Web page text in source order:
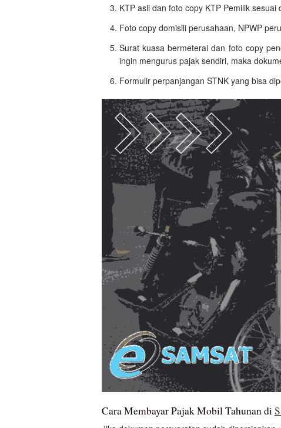
KTP asli dan foto copy KTP Pemilik
Foto copy domisili perusahaan, NPWP
Surat kuasa bermeterai dan foto copy
ingin mengurus pajak sendiri, maka
Formulir perpanjangan STNK yang bisa
Cara Membayar Pajak Mobil Tahunan di